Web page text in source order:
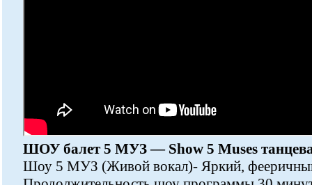
ШОУ балет 5 МУЗ — Show 5 Muses
Шоу 5 МУЗ (Живой вокал)- Яркий,